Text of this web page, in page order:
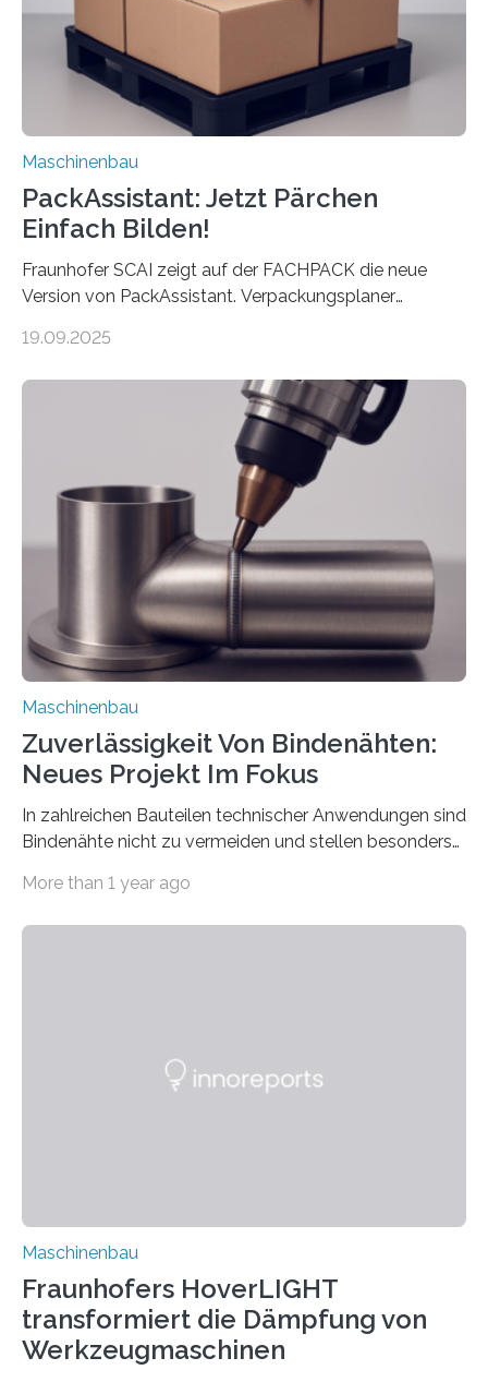
Auftrag kann das Umrüsten…
Maschinenbau
PackAssistant: Jetzt Pärchen
Einfach Bilden!
Fraunhofer SCAI zeigt auf der FACHPACK die neue
Version von PackAssistant. Verpackungsplaner
Automobil, Maschinenbau und in der Zulieferindustrie.
Teile als eine Einheit verpacken. Die Anordnung kann
der Benutzer vorgeben und erhält so mehr Kontrolle
über die Positionierung der Bauteile. Die ebenfalls neue
Automatisierungsschnittstelle dient dazu, die Software
besser in spezifische Unternehmensprozesse
einzubinden. Sankt Augustin – Zur Messe FACHPACK
vom 23. bis 25. September in Nürnberg…
19.09.2025
Maschinenbau
Zuverlässigkeit Von Bindenähten:
Neues Projekt Im Fokus
In zahlreichen Bauteilen technischer Anwendungen sind
Bindenähte nicht zu vermeiden und stellen besonders
Matrixmaterials eine große Herausforderung dar.
Durch den verstärkten Einsatz von Rezyklaten
More than 1 year ago
Maschinenbau
Fraunhofers HoverLIGHT
transformiert die Dämpfung von
Werkzeugmaschinen